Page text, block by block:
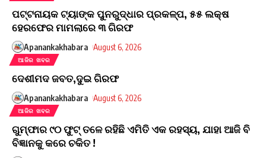
ପଟ୍ଟନାୟକ ଟ୍ୟାଙ୍କ ପୁନରୁଦ୍ଧାର ପ୍ରକଳ୍ପ, ୫୫ ଲକ୍ଷ
ହେରଫେର ମାମଲାରେ ୩ ଗିରଫ
Apanankakhabara August 6, 2026
ଆଜିର ଖବର
ଦେଶୀମଦ ଜବତ,ଦୁଇ ଗିରଫ
Apanankakhabara August 6, 2026
ଆଜିର ଖବର
ଗୁମ୍ଫାର ୯୦ ଫୁଟ୍ ତଳେ ରହିଛି ଏମିତି ଏକ ରହସ୍ୟ, ଯାହା ଆଜି ବି
ବିଜ୍ଞାନକୁ କରେ ଚକିତ !